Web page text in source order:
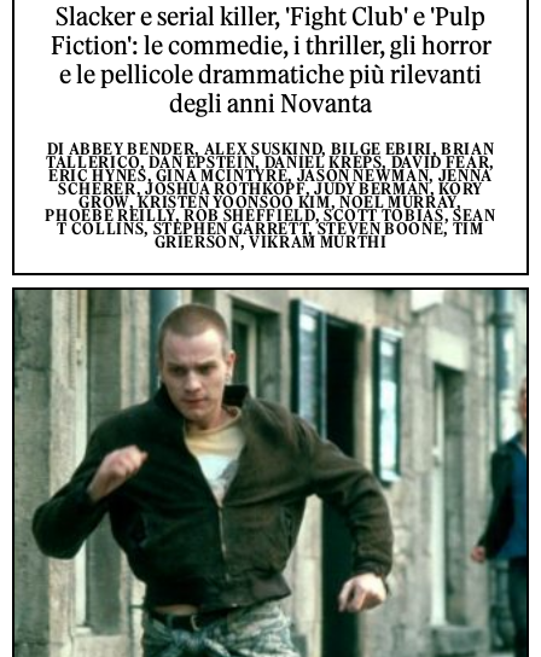
Slacker e serial killer, 'Fight Club' e 'Pulp
Fiction': le commedie, i thriller, gli horror
e le pellicole drammatiche più rilevanti
degli anni Novanta
DI ABBEY BENDER, ALEX SUSKIND, BILGE EBIRI, BRIAN
TALLERICO, DAN EPSTEIN, DANIEL KREPS, DAVID FEAR,
ERIC HYNES, GINA MCINTYRE, JASON NEWMAN, JENNA
SCHERER, JOSHUA ROTHKOPF, JUDY BERMAN, KORY
GROW, KRISTEN YOONSOO KIM, NOEL MURRAY,
PHOEBE REILLY, ROB SHEFFIELD, SCOTT TOBIAS, SEAN
T COLLINS, STEPHEN GARRETT, STEVEN BOONE, TIM
GRIERSON, VIKRAM MURTHI